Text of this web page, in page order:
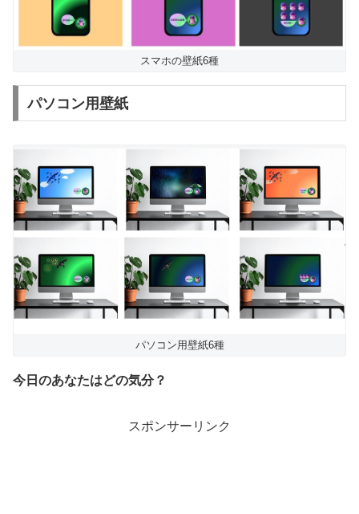
スマホの壁紙6種
パソコン用壁紙
パソコン用壁紙6種
今日のあなたはどの気分？
スポンサーリンク